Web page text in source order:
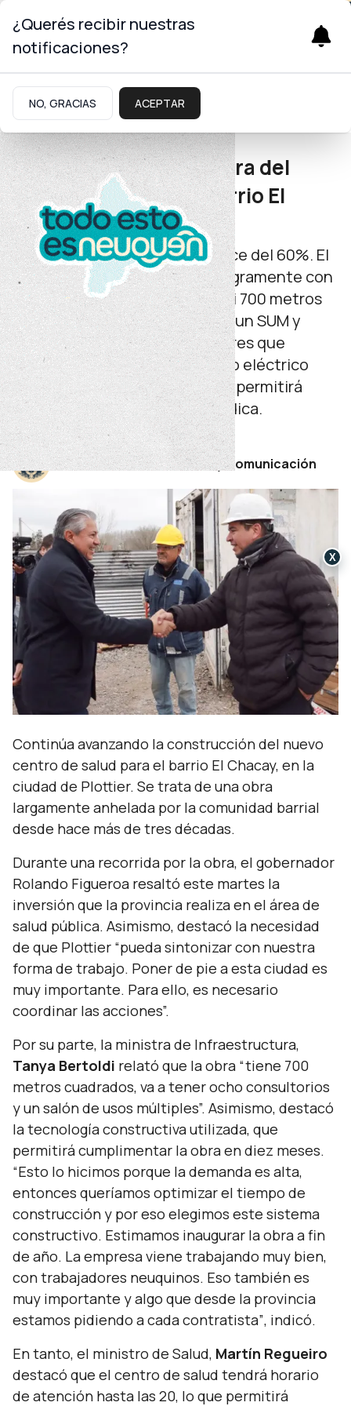
Infraestructura
Plottier
Figueroa recorrió la obra del
centro de salud del barrio El
Chacay
Los trabajos registran un avance del 60%. El
edificio, que se desarrolla íntegramente con
mano de obra local, tendrá casi 700 metros
cuadrados, ocho consultorios, un SUM y
estará dotado de paneles solares que
garantizarán el abastecimiento eléctrico
continuo. Una vez inaugurado, permitirá
descentralizar la atención médica.
martes 07 de julio de 2026
Por Secretaría de Prensa y Comunicación
Continúa avanzando la construcción del nuevo
centro de salud para el barrio El Chacay, en la
ciudad de Plottier. Se trata de una obra
largamente anhelada por la comunidad barrial
desde hace más de tres décadas.
Durante una recorrida por la obra, el gobernador
Rolando Figueroa resaltó este martes la
inversión que la provincia realiza en el área de
salud pública. Asimismo, destacó la necesidad
de que Plottier “pueda sintonizar con nuestra
forma de trabajo. Poner de pie a esta ciudad es
muy importante. Para ello, es necesario
coordinar las acciones”.
Por su parte, la ministra de Infraestructura,
Tanya Bertoldi relató que la obra “tiene 700
metros cuadrados, va a tener ocho consultorios
y un salón de usos múltiples”. Asimismo, destacó
la tecnología constructiva utilizada, que
permitirá cumplimentar la obra en diez meses.
“Esto lo hicimos porque la demanda es alta,
entonces queríamos optimizar el tiempo de
construcción y por eso elegimos este sistema
constructivo. Estimamos inaugurar la obra a fin
de año. La empresa viene trabajando muy bien,
con trabajadores neuquinos. Eso también es
muy importante y algo que desde la provincia
estamos pidiendo a cada contratista”, indicó.
En tanto, el ministro de Salud, Martín Regueiro
destacó que el centro de salud tendrá horario
de atención hasta las 20, lo que permitirá
¿Querés recibir nuestras
notificaciones?
NO, GRACIAS ACEPTAR
X